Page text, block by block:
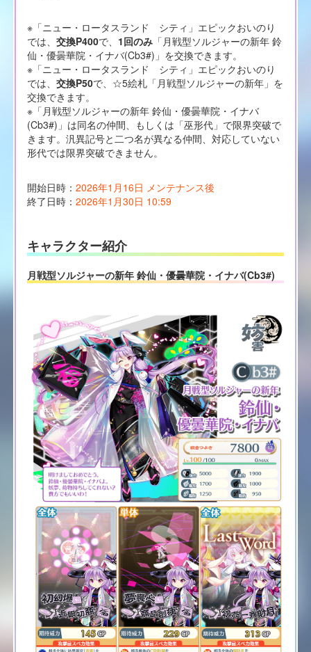
※「ニュー・ロータスランド シティ」エピックおいのり
では、 交換P400で、 1回のみ「月戦型ソルジャーの新年 鈴
仙・優曇華院・イナバ(Cb3#)」を交換できます。
※「ニュー・ロータスランド シティ」エピックおいのり
では、 交換P50で、☆5絵札「月戦型ソルジャーの新年」を
交換できます。
※「月戦型ソルジャーの新年 鈴仙・優曇華院・イナバ
(Cb3#)」は同名の仲間、もしくは「巫形代」で限界突破で
きます。汎異記号と二つ名が異なる仲間、対応していない
形代では限界突破できません。
開始日時： 2026年1月16日 メンテナンス後
終了日時： 2026年1月30日 10:59
キャラクター紹介
月戦型ソルジャーの新年 鈴仙・優曇華院・イナバ(Cb3#)